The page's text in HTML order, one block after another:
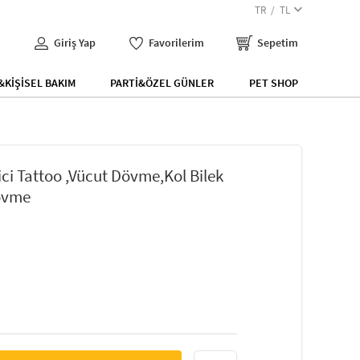
TR TL
Giriş Yap Favorilerim Sepetim
BAKIM PARTİ&ÖZEL GÜNLER PET SHOP
Tattoo ,Vücut Dövme,Kol Bilek